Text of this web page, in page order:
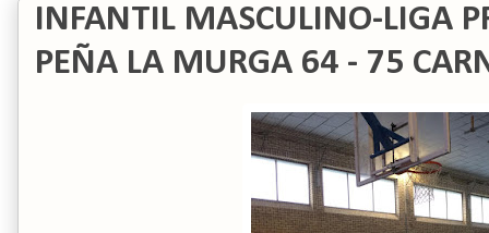
INFANTIL MASCULINO-LIGA
PEÑA LA MURGA 64 - 75